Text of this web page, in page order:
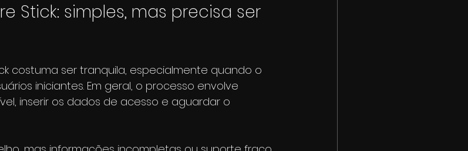
Stick: simples, mas precisa ser
costuma ser tranquila, especialmente quando o
iniciantes. Em geral, o processo envolve
inserir os dados de acesso e aguardar o